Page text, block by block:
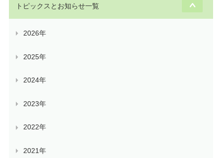
トピックスとお知らせ一覧
2026年
2025年
2024年
2023年
2022年
2021年